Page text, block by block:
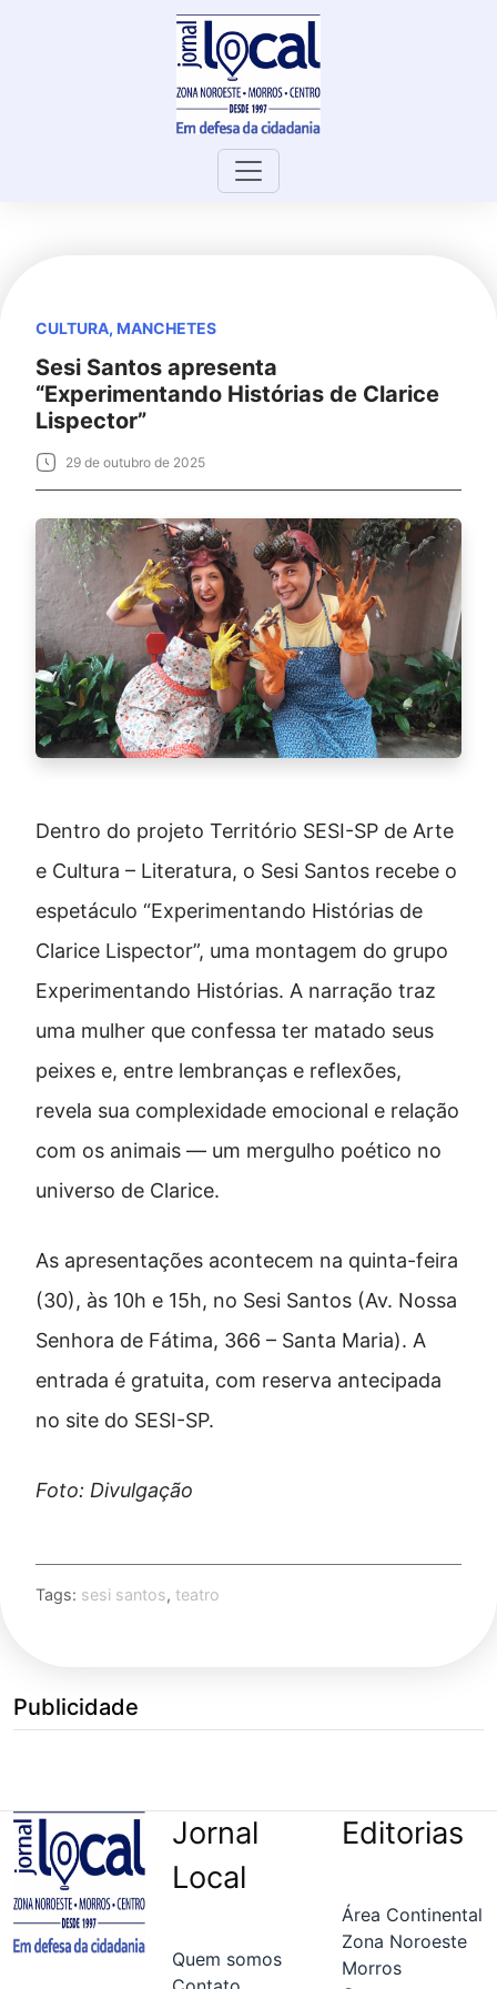
CULTURA, MANCHETES
Sesi Santos apresenta
“Experimentando Histórias de Clarice
Lispector”
29 de outubro de 2025
Dentro do projeto Território SESI-SP de Arte
e Cultura – Literatura, o Sesi Santos recebe o
espetáculo “Experimentando Histórias de
Clarice Lispector”, uma montagem do grupo
Experimentando Histórias. A narração traz
uma mulher que confessa ter matado seus
peixes e, entre lembranças e reflexões,
revela sua complexidade emocional e relação
com os animais — um mergulho poético no
universo de Clarice.
As apresentações acontecem na quinta-feira
(30), às 10h e 15h, no Sesi Santos (Av. Nossa
Senhora de Fátima, 366 – Santa Maria). A
entrada é gratuita, com reserva antecipada
no site do SESI-SP.
Foto: Divulgação
Tags: sesi santos, teatro
Publicidade
Jornal
Local
Quem somos
Editorias
Área Continental
Zona Noroeste
Morros